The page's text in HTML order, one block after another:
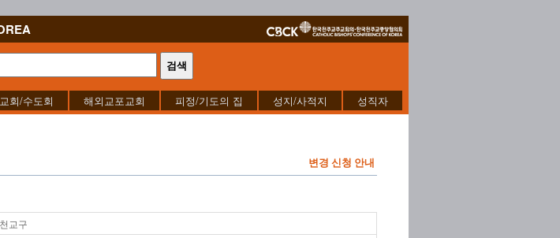
회/수도회 해외교포교회 피정/기도의 집 성지/사적지 성직자
변경 신청 안내
교구